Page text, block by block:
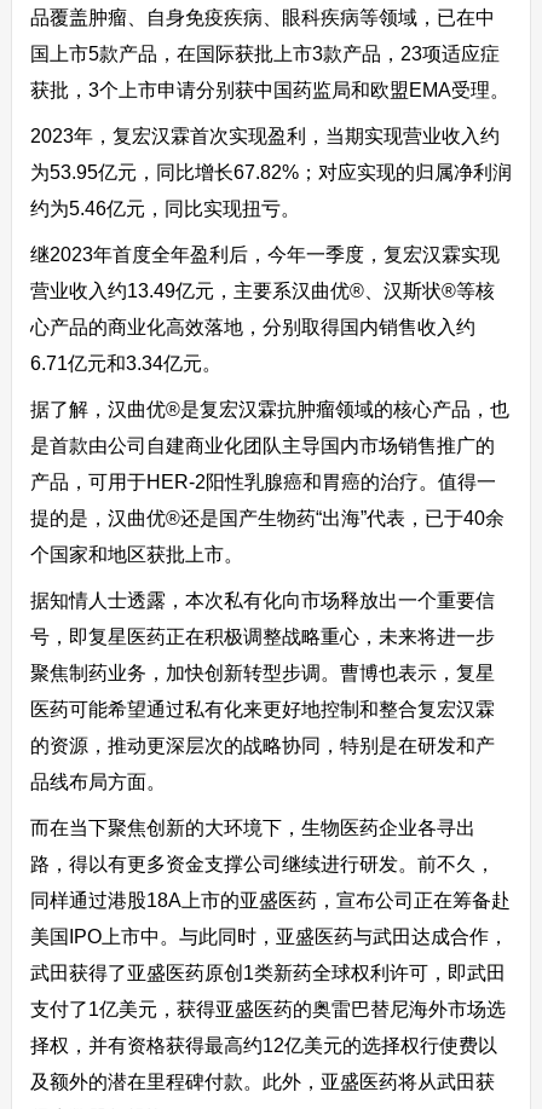
品覆盖肿瘤、自身免疫疾病、眼科疾病等领域，已在中
国上市5款产品，在国际获批上市3款产品，23项适应症
获批，3个上市申请分别获中国药监局和欧盟EMA受理。
2023年，复宏汉霖首次实现盈利，当期实现营业收入约
为53.95亿元，同比增长67.82%；对应实现的归属净利润
约为5.46亿元，同比实现扭亏。
继2023年首度全年盈利后，今年一季度，复宏汉霖实现
营业收入约13.49亿元，主要系汉曲优®、汉斯状®等核
心产品的商业化高效落地，分别取得国内销售收入约
6.71亿元和3.34亿元。
据了解，汉曲优®是复宏汉霖抗肿瘤领域的核心产品，也
是首款由公司自建商业化团队主导国内市场销售推广的
产品，可用于HER-2阳性乳腺癌和胃癌的治疗。值得一
提的是，汉曲优®还是国产生物药“出海”代表，已于40余
个国家和地区获批上市。
据知情人士透露，本次私有化向市场释放出一个重要信
号，即复星医药正在积极调整战略重心，未来将进一步
聚焦制药业务，加快创新转型步调。曹博也表示，复星
医药可能希望通过私有化来更好地控制和整合复宏汉霖
的资源，推动更深层次的战略协同，特别是在研发和产
品线布局方面。
而在当下聚焦创新的大环境下，生物医药企业各寻出
路，得以有更多资金支撑公司继续进行研发。前不久，
同样通过港股18A上市的亚盛医药，宣布公司正在筹备赴
美国IPO上市中。与此同时，亚盛医药与武田达成合作，
武田获得了亚盛医药原创1类新药全球权利许可，即武田
支付了1亿美元，获得亚盛医药的奥雷巴替尼海外市场选
择权，并有资格获得最高约12亿美元的选择权行使费以
及额外的潜在里程碑付款。此外，亚盛医药将从武田获